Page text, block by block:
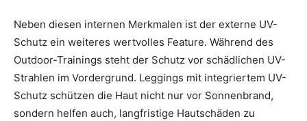
Neben diesen internen Merkmalen ist der externe UV-
Schutz ein weiteres wertvolles Feature. Während des
Outdoor-Trainings steht der Schutz vor schädlichen UV-
Strahlen im Vordergrund. Leggings mit integriertem UV-
Schutz schützen die Haut nicht nur vor Sonnenbrand,
sondern helfen auch, langfristige Hautschäden zu